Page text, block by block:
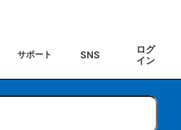
サポート SNS
ログ
イン